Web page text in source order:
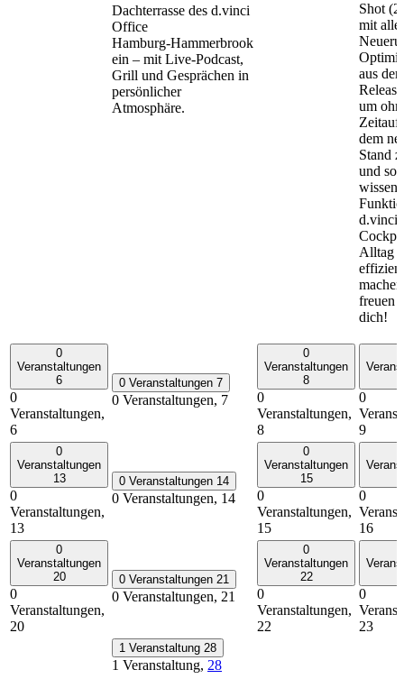
Dachterrasse des d.vinci
Office
Hamburg‑Hammerbrook
ein – mit Live‑Podcast,
Grill und Gesprächen in
persönlicher
Atmosphäre.
Shot
mit
aus
um
dem
Stand
und
d.vinci
Alltag
freuen
dich!
0
Veranstaltungen
6
0
Veranstaltungen,
6
0 Veranstaltungen 7
0 Veranstaltungen, 7
0
Veranstaltungen
8
0
Veranstaltungen,
8
0
9
0
Veranstaltungen
13
0
Veranstaltungen,
13
0 Veranstaltungen 14
0 Veranstaltungen, 14
0
Veranstaltungen
15
0
Veranstaltungen,
15
0
16
0
Veranstaltungen
20
0
Veranstaltungen,
20
0 Veranstaltungen 21
0 Veranstaltungen, 21
0
Veranstaltungen
22
0
Veranstaltungen,
22
0
23
1 Veranstaltung 28
1 Veranstaltung, 28